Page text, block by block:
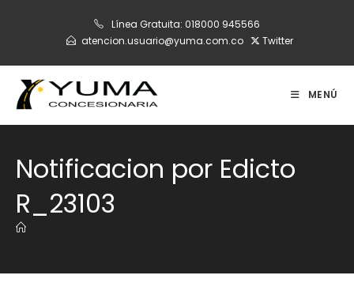
Línea Gratuita: 018000 945566
atencion.usuario@yuma.com.co
Twitter
MENÚ
Notificacion por Edicto
R_23103